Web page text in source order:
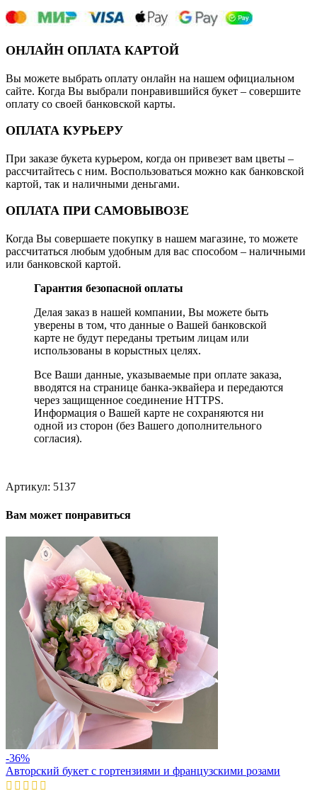
ОНЛАЙН ОПЛАТА КАРТОЙ
Вы можете выбрать оплату онлайн на нашем официальном
сайте. Когда Вы выбрали понравившийся букет – совершите
оплату со своей банковской карты.
ОПЛАТА КУРЬЕРУ
При заказе букета курьером, когда он привезет вам цветы –
рассчитайтесь с ним. Воспользоваться можно как банковской
картой, так и наличными деньгами.
ОПЛАТА ПРИ САМОВЫВОЗЕ
Когда Вы совершаете покупку в нашем магазине, то можете
рассчитаться любым удобным для вас способом – наличными
или банковской картой.
Гарантия безопасной оплаты
Делая заказ в нашей компании, Вы можете быть
уверены в том, что данные о Вашей банковской
карте не будут переданы третьим лицам или
использованы в корыстных целях.
Все Ваши данные, указываемые при оплате заказа,
вводятся на странице банка-эквайера и передаются
через защищенное соединение HTTPS.
Информация о Вашей карте не сохраняются ни
одной из сторон (без Вашего дополнительного
согласия).
Артикул: 5137
Вам может понравиться
-36%
Авторский букет с гортензиями и французскими розами